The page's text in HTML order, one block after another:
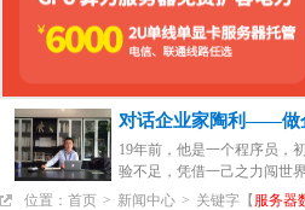
对话企业家陶利——做
19年前，他是一个程序员，
验不足，凭借一己之力闯世
位置： 首页 > 新闻中心 > 关键字【 服务器